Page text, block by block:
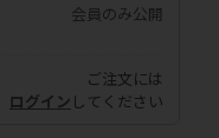
会員のみ公開
ご注文には
ログイン してください